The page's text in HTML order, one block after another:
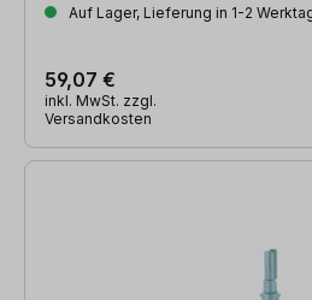
Auf Lager, Lieferung in 1-2
59,07 €
inkl. MwSt. zzgl.
Versandkosten